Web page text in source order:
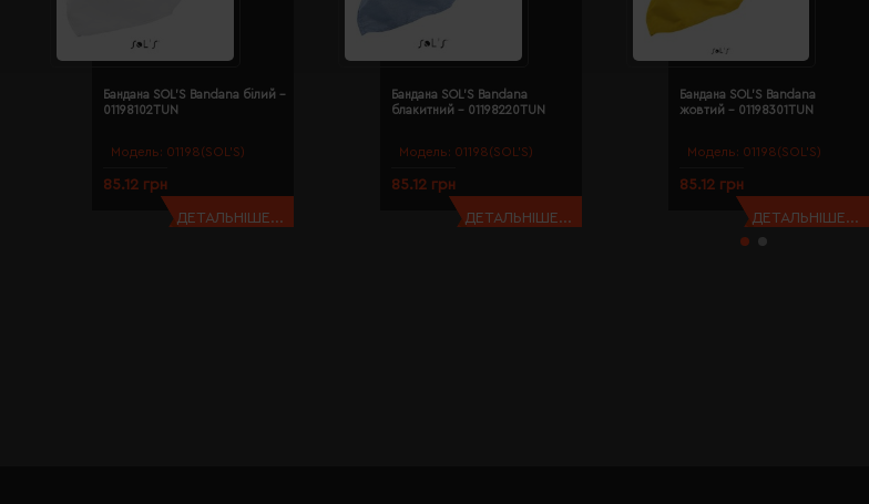
Модель: 01198(SOL’S)
Бандана SOL'S Bandana білий -
01198102TUN
85.12 грн
ДЕТАЛЬНІШЕ...
Модель: 01198(SOL’S)
Бандана SOL'S Bandana
блакитний - 01198220TUN
85.12 грн
ДЕТАЛЬНІШЕ...
Модель: 01198(SOL’S)
Бандана SOL'S Bandana
жовтий - 01198301TUN
85.12 грн
ДЕТАЛЬНІШЕ...